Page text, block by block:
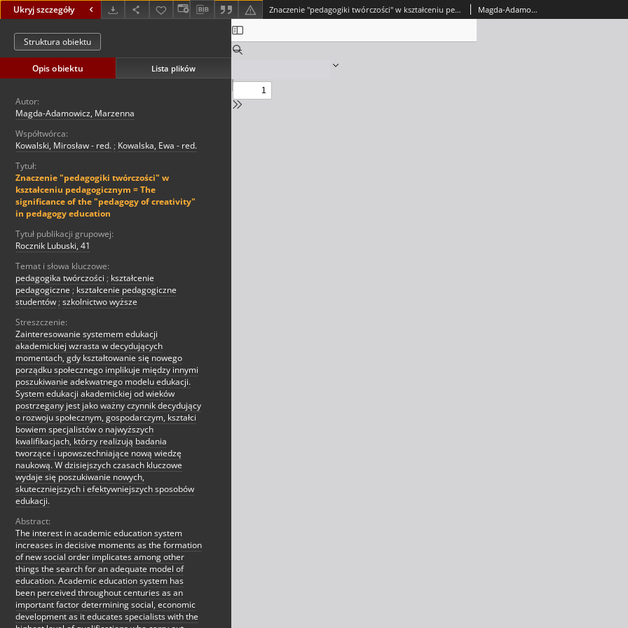
Ukryj szczegóły Znaczenie "pedagogiki twórczości" w kształceniu pedagogicznym = The significance of the "pedagogy of creativity" in pedagogy education Magda-Adamowicz, Marzenna
Struktura obiektu
Opis obiektu Lista plików
Autor:
Magda-Adamowicz, Marzenna
Współtwórca:
Kowalski, Mirosław - red. ; Kowalska, Ewa - red.
Tytuł:
Znaczenie "pedagogiki twórczości" w
kształceniu pedagogicznym = The
significance of the "pedagogy of creativity"
in pedagogy education
Tytuł publikacji grupowej:
Rocznik Lubuski, 41
Temat i słowa kluczowe:
pedagogika twórczości ; kształcenie
pedagogiczne ; kształcenie pedagogiczne
studentów ; szkolnictwo wyższe
Streszczenie:
Zainteresowanie systemem edukacji
akademickiej wzrasta w decydujących
momentach, gdy kształtowanie się nowego
porządku społecznego implikuje między innymi
poszukiwanie adekwatnego modelu edukacji.
System edukacji akademickiej od wieków
postrzegany jest jako ważny czynnik decydujący
o rozwoju społecznym, gospodarczym, kształci
bowiem specjalistów o najwyższych
kwalifikacjach, którzy realizują badania
tworzące i upowszechniające nową wiedzę
naukową. W dzisiejszych czasach kluczowe
wydaje się poszukiwanie nowych,
skuteczniejszych i efektywniejszych sposobów
edukacji.
Abstract:
The interest in academic education system
increases in decisive moments as the formation
of new social order implicates among other
things the search for an adequate model of
education. Academic education system has
been perceived throughout centuries as an
important factor determining social, economic
development as it educates specialists with the